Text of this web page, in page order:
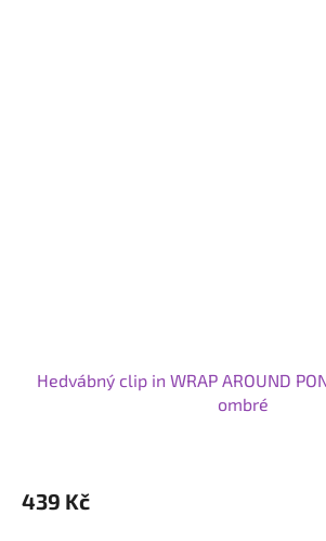
Hedvábný clip in WRAP AROUND
ombré
439 Kč